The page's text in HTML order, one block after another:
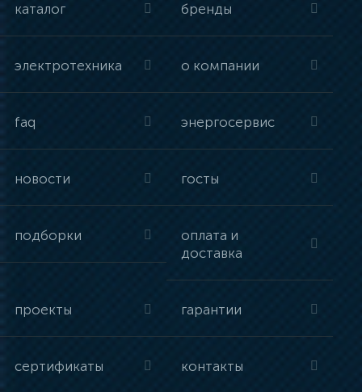
каталог бренды
электротехника о компании
faq энергосервис
новости госты
подборки
оплата и
доставка
проекты гарантии
сертификаты контакты